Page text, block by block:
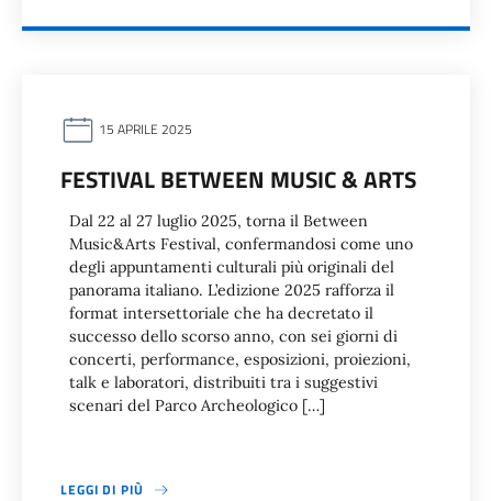
15 APRILE 2025
FESTIVAL BETWEEN MUSIC & ARTS
Dal 22 al 27 luglio 2025, torna il Between
Music&Arts Festival, confermandosi come uno
degli appuntamenti culturali più originali del
panorama italiano. L’edizione 2025 rafforza il
format intersettoriale che ha decretato il
successo dello scorso anno, con sei giorni di
concerti, performance, esposizioni, proiezioni,
talk e laboratori, distribuiti tra i suggestivi
scenari del Parco Archeologico […]
LEGGI DI PIÙ